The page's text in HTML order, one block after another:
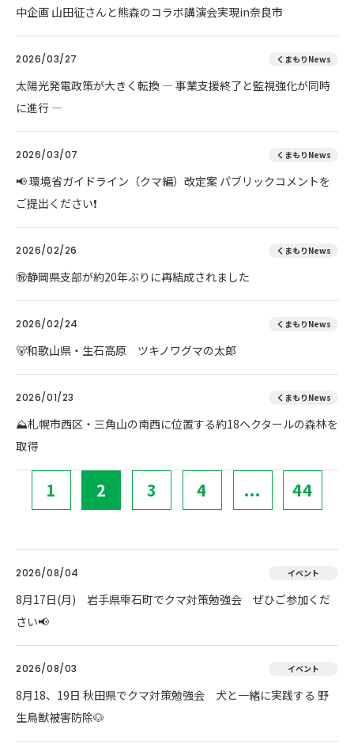
中企画 山田征さんと熊森のコラボ講演会実現in奈良市
2026/03/27 くまもりNews
太陽光発電政策が大きく転換 ― 事業支援終了と監視強化が同時
に進行 ―
2026/03/07 くまもりNews
📢 環境省ガイドライン（クマ編）改定案 パブリックコメントを
ご提出ください❗
2026/02/26 くまもりNews
㊗️静岡県支部が約20年ぶりに再結成されました
2026/02/24 くまもりNews
🐻和歌山県・生石高原 ツキノワグマの太郎
2026/01/23 くまもりNews
⛰️札幌市西区・三角山の南西に位置する約18ヘクタールの森林を
取得
1 2 3 4 ... 44
2026/08/04 イベント
8月17日(月) 岩手県雫石町でクマ対策勉強会 ぜひご参加くだ
さい📢
2026/08/03 イベント
8月18、19日 秋田県でクマ対策勉強会 犬と一緒に実践する 野
生鳥獣被害防除🐶